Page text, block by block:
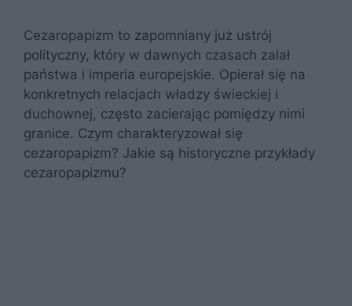
Cezaropapizm to zapomniany już ustrój
polityczny, który w dawnych czasach zalał
państwa i imperia europejskie. Opierał się na
konkretnych relacjach władzy świeckiej i
duchownej, często zacierając pomiędzy nimi
granice. Czym charakteryzował się
cezaropapizm? Jakie są historyczne przykłady
cezaropapizmu?